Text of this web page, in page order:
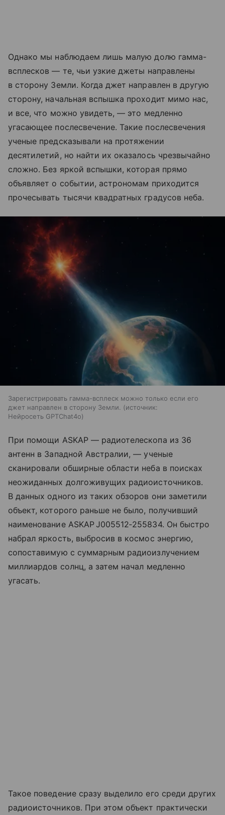
Однако мы наблюдаем лишь малую долю гамма-
всплесков — те, чьи узкие джеты направлены
в сторону Земли. Когда джет направлен в другую
сторону, начальная вспышка проходит мимо нас,
и все, что можно увидеть, — это медленно
угасающее послесвечение. Такие послесвечения
ученые предсказывали на протяжении
десятилетий, но найти их оказалось чрезвычайно
сложно. Без яркой вспышки, которая прямо
объявляет о событии, астрономам приходится
прочесывать тысячи квадратных градусов неба.
Зарегистрировать гамма-всплеск можно только если его
джет направлен в сторону Земли.
источник:
Нейросеть GPTChat4o
При помощи ASKAP — радиотелескопа из 36
антенн в Западной Австралии, — ученые
сканировали обширные области неба в поисках
неожиданных долгоживущих радиоисточников.
В данных одного из таких обзоров они заметили
объект, которого раньше не было, получивший
наименование ASKAP J005512‑255834. Он быстро
набрал яркость, выбросив в космос энергию,
сопоставимую с суммарным радиоизлучением
миллиардов солнц, а затем начал медленно
угасать.
Такое поведение сразу выделило его среди других
радиоисточников. При этом объект практически